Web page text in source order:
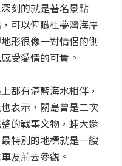
刻的就是著名景點
可以俯瞰杜夢灣海岸
形很像一對情侶的側
受愛情的可貴。
都有湛藍海水相伴，
表示，關島曾是二次
的戰事文物，蛙大還
特別的地標就是一艘
友前去參觀。